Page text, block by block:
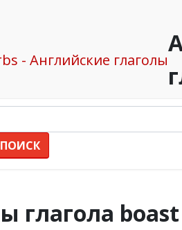
ПОИСК
глагола boast